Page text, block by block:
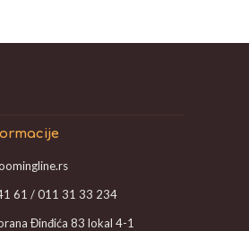
61 / 011 31 33 234
Đinđića 83 lokal 4-1